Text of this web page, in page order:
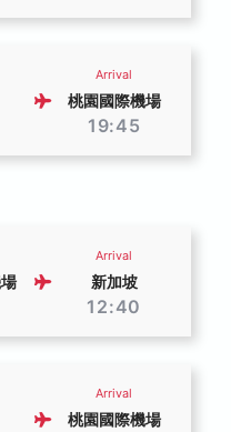
Arrival
桃園國際機場
19:45
Arrival
新加坡
12:40
Arrival
桃園國際機場